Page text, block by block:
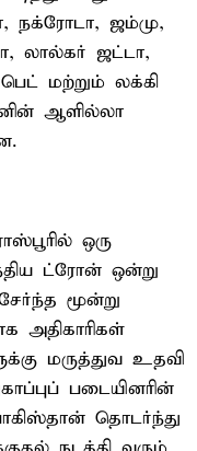
நக்ரோடா, ஜம்மு,
லால்கர் ஜட்டா,
மற்றும் லக்கி
ஆளில்லா
ஒரு
ட்ரோன் ஒன்று
மூன்று
அதிகாரிகள்
மருத்துவ உதவி
படையினரின்
தொடர்ந்து